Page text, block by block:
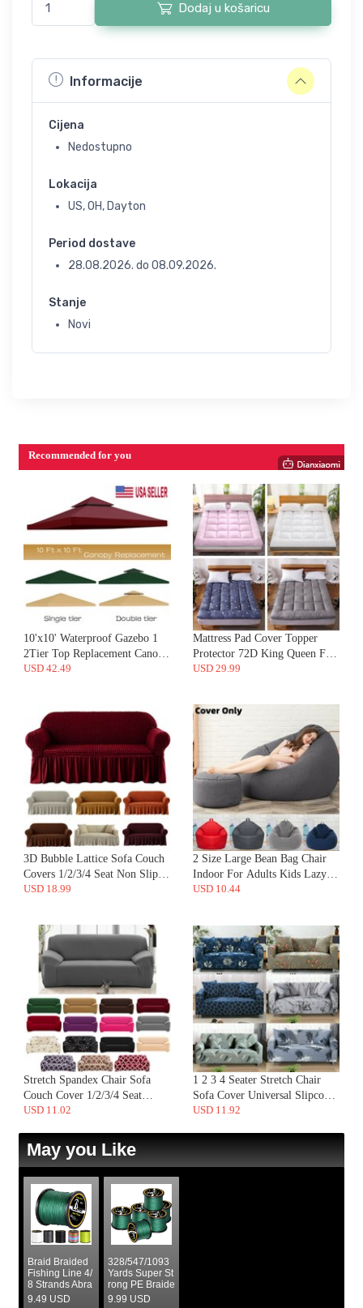
Dodaj u košaricu
Informacije
Cijena
Nedostupno
Lokacija
US, OH, Dayton
Period dostave
28.08.2026. do 08.09.2026.
Stanje
Novi